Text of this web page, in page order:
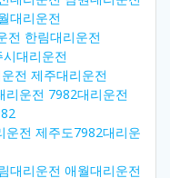
대리운전
전 한림대리운전
대리운전
전 제주대리운전
리운전 7982대리운전
운전 제주도7982대리운
대리운전 애월대리운전